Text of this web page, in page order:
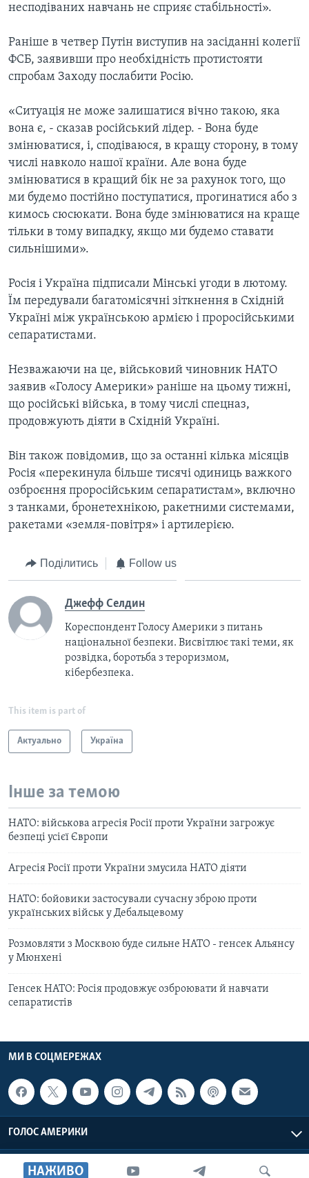
НАЖИВО
несподіваних навчань не сприяє стабільності».
Раніше в четвер Путін виступив на засіданні колегії
ФСБ, заявивши про необхідність протистояти
спробам Заходу послабити Росію.
«Ситуація не може залишатися вічно такою, яка
вона є, - сказав російський лідер. - Вона буде
змінюватися, і, сподіваюся, в кращу сторону, в тому
числі навколо нашої країни. Але вона буде
змінюватися в кращий бік не за рахунок того, що
ми будемо постійно поступатися, прогинатися або з
кимось сюсюкати. Вона буде змінюватися на краще
тільки в тому випадку, якщо ми будемо ставати
сильнішими».
Росія і Україна підписали Мінські угоди в лютому.
Їм передували багатомісячні зіткнення в Східній
Україні між українською армією і проросійськими
сепаратистами.
Незважаючи на це, військовий чиновник НАТО
заявив «Голосу Америки» раніше на цьому тижні,
що російські війська, в тому числі спецназ,
продовжують діяти в Східній Україні.
Він також повідомив, що за останні кілька місяців
Росія «перекинула більше тисячі одиниць важкого
озброєння проросійським сепаратистам», включно
з танками, бронетехнікою, ракетними системами,
ракетами «земля-повітря» і артилерією.
Поділитись Follow us
Джефф Селдин
Кореспондент Голосу Америки з питань
національної безпеки. Висвітлює такі теми, як
розвідка, боротьба з тероризмом,
кібербезпека.
This item is part of
Актуально Україна
Інше за темою
НАТО: військова агресія Росії проти України загрожує
безпеці усієї Європи
Агресія Росії проти України змусила НАТО діяти
НАТО: бойовики застосували сучасну зброю проти
українських військ у Дебальцевому
Розмовляти з Москвою буде сильне НАТО - генсек Альянсу
у Мюнхені
Генсек НАТО: Росія продовжує озброювати й навчати
сепаратистів
МИ В СОЦМЕРЕЖАХ
ГОЛОС АМЕРИКИ
Голос Америки © 2026 VOA, Inc. Всі права захищені